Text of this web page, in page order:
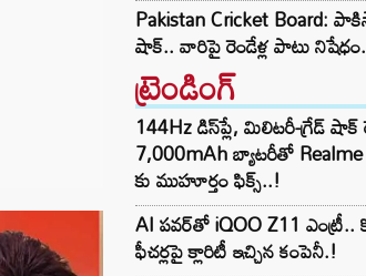
Pakistan Cricket Board:
షాక్.. వారిపై రెండేళ్ల పాటు
ట్రెండింగ్‌
144Hz డిస్‌ప్లే, మిలిటరీ-గ్రేడ్ షాక్
7,000mAh బ్యాటరీతో
కు ముహూర్తం ఫిక్స్..!
AI పవర్‌తో iQOO Z11 ఎంట్రీ..
ఫీచర్లపై క్లారిటీ ఇచ్చిన కంపెనీ.!